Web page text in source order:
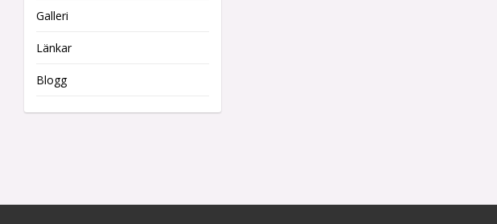
Galleri
Länkar
Blogg